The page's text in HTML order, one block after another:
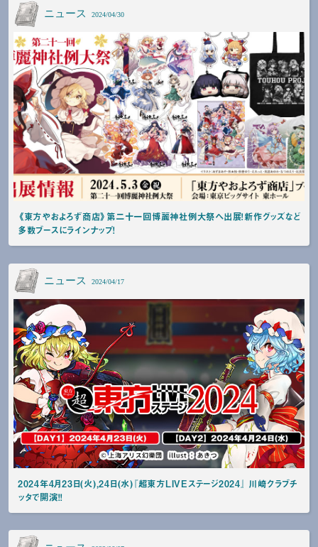
ニュース 2024/04/30
《東方やおよろず商店》第二十一回博麗神社例大祭へ出展！新作グッズなど
多数ブースにラインナップ！
ニュース 2024/04/17
2024年4月23日(火),24日(水)『超東方LIVEステージ2024』 川崎クラブチ
ッタで開演！！